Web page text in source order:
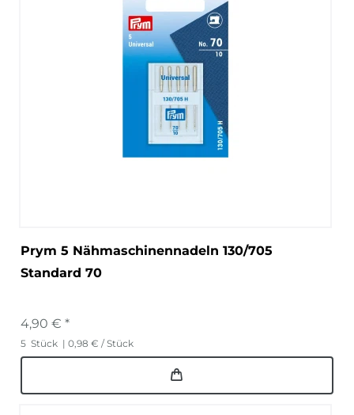
Prym 5 Nähmaschinennadeln 130/705
Standard 70
4,90 € *
5 Stück | 0,98 € / Stück